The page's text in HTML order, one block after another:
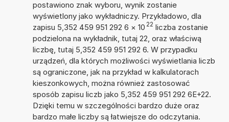
postawiono znak wyboru, wynik zostanie
wyświetlony jako wykładniczy. Przykładowo, dla
zapisu 5,352 459 951 292 6 × 10 22 liczba zostanie
podzielona na wykładnik, tutaj 22, oraz właściwą
liczbę, tutaj 5,352 459 951 292 6. W przypadku
urządzeń, dla których możliwości wyświetlania liczb
są ograniczone, jak na przykład w kalkulatorach
kieszonkowych, można również zastosować
sposób zapisu liczb jako 5,352 459 951 292 6E+22.
Dzięki temu w szczególności bardzo duże oraz
bardzo małe liczby są łatwiejsze do odczytania.